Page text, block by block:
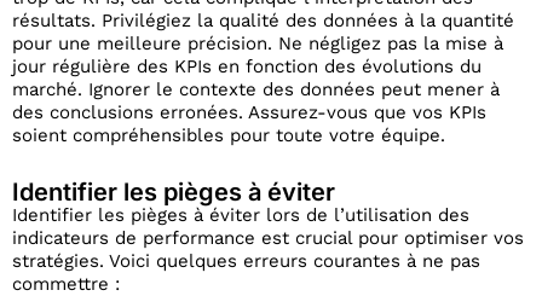
résultats. Privilégiez la qualité des données à la quantité
pour une meilleure précision. Ne négligez pas la mise à
jour régulière des KPIs en fonction des évolutions du
marché. Ignorer le contexte des données peut mener à
des conclusions erronées. Assurez-vous que vos KPIs
soient compréhensibles pour toute votre équipe.
Identifier les pièges à éviter
Identifier les pièges à éviter lors de l’utilisation des
indicateurs de performance est crucial pour optimiser vos
stratégies. Voici quelques erreurs courantes à ne pas
commettre :